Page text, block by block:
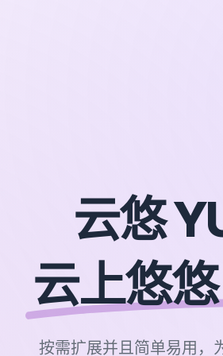
云悠
云上悠
按需扩展并且简单易用，